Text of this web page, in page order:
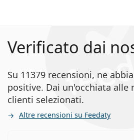
Verificato dai
Su 11379 recensioni, ne
positive. Dai un'occhiata alle
clienti selezionati.
Altre recensioni su Feedaty